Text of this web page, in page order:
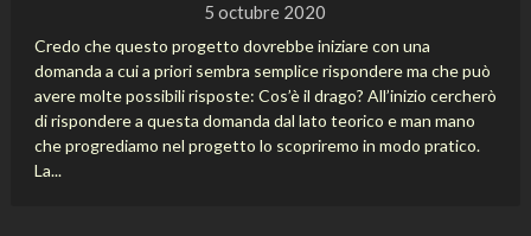
5 octubre 2020
Credo che questo progetto dovrebbe iniziare con una
domanda a cui a priori sembra semplice rispondere ma che può
avere molte possibili risposte: Cos’è il drago? All’inizio cercherò
di rispondere a questa domanda dal lato teorico e man mano
che progrediamo nel progetto lo scopriremo in modo pratico.
La...